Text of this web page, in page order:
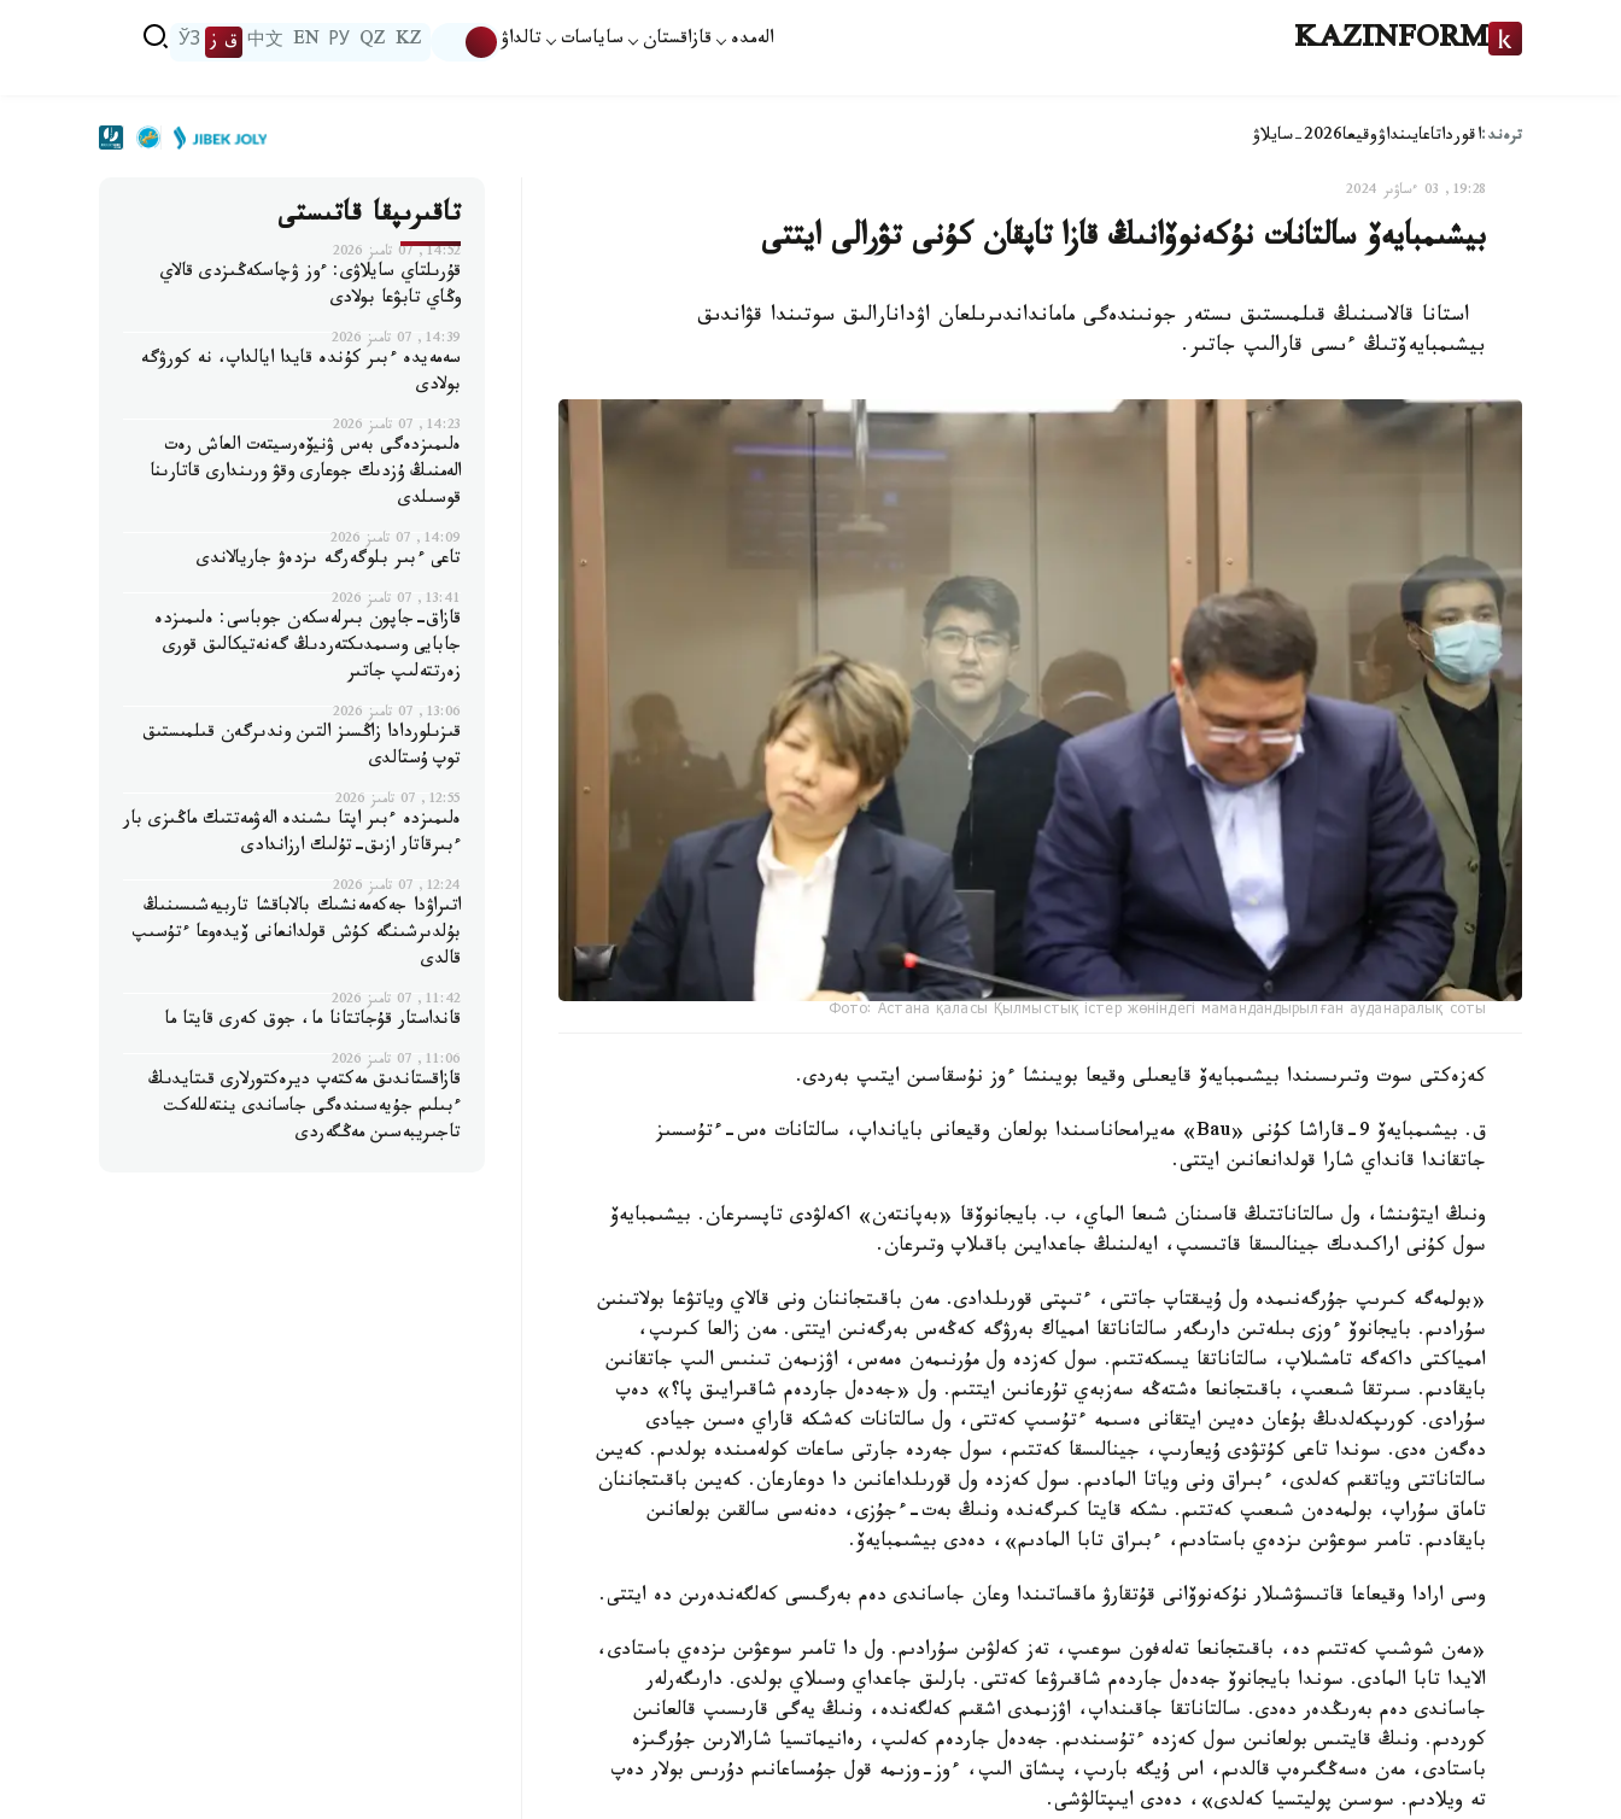
KAZINFORM الەمدە قازاقستان ساياسات تالداۋ KZ
QZ
РУ
EN
中文 ق ز ЎЗ
ترەند:اقورداتاعايىنداۋوقيعا2026-سايلاۋ
19:28, 03 ءساۋىر 2024
بيشىمبايەۆ سالتانات نۇكەنوۆانىڭ قازا تاپقان كۇنى تۋرالى ايتتى
استانا قالاسىنىڭ قىلمىستىق ىستەر جونىندەگى مامانداندىرىلعان اۋدانارالىق سوتىندا قۋاندىق
بيشىمبايەۆتىڭ ءىسى قارالىپ جاتىر.
Фото: Астана қаласы Қылмыстық істер жөніндегі мамандандырылған ауданаралық соты
كەزەكتى سوت وتىرىسىندا بيشىمبايەۆ قايعىلى وقيعا بويىنشا ءوز نۇسقاسىن ايتىپ بەردى.
ق. بيشىمبايەۆ 9-قاراشا كۇنى «Bau» مەيرامحاناسىندا بولعان وقيعانى بايانداپ، سالتانات ەس-ءتۇسسىز
جاتقاندا قانداي شارا قولدانعانىن ايتتى.
ونىڭ ايتۋىنشا، ول سالتاناتتىڭ قاسىنان شىعا الماي، ب. بايجانوۆقا «بەپانتەن» اكەلۋدى تاپسىرعان. بيشىمبايەۆ
سول كۇنى اراكىدىك جينالىسقا قاتىسىپ، ايەلىنىڭ جاعدايىن باقىلاپ وتىرعان.
«بولمەگە كىرىپ جۇرگەنىمدە ول ۇيىقتاپ جاتتى، ءتىپتى قورىلدادى. مەن باقىتجاننان ونى قالاي وياتۋعا بولاتىنىن
سۇرادىم. بايجانوۆ ءوزى بىلەتىن دارىگەر سالتاناتقا اممياك بەرۋگە كەڭەس بەرگەنىن ايتتى. مەن زالعا كىرىپ،
اممياكتى داكەگە تامشىلاپ، سالتاناتقا يىسكەتتىم. سول كەزدە ول مۇرنىمەن ەمەس، اۋزىمەن تىنىس الىپ جاتقانىن
بايقادىم. سىرتقا شىعىپ، باقىتجانعا ەشتەڭە سەزبەي تۇرعانىن ايتتىم. ول «جەدەل جاردەم شاقىرايىق پا؟» دەپ
سۇرادى. كورىپكەلدىڭ بۇعان دەيىن ايتقانى ەسىمە ءتۇسىپ كەتتى، ول سالتانات كەشكە قاراي ەسىن جيادى
دەگەن ەدى. سوندا تاعى كۇتۋدى ۇيعارىپ، جينالىسقا كەتتىم، سول جەردە جارتى ساعات كولەمىندە بولدىم. كەيىن
سالتاناتتى وياتقىم كەلدى، ءبىراق ونى وياتا المادىم. سول كەزدە ول قورىلداعانىن دا دوعارعان. كەيىن باقىتجاننان
تاماق سۇراپ، بولمەدەن شىعىپ كەتتىم. ىشكە قايتا كىرگەندە ونىڭ بەت-ءجۇزى، دەنەسى سالقىن بولعانىن
بايقادىم. تامىر سوعۋىن ىزدەي باستادىم، ءبىراق تابا المادىم»، دەدى بيشىمبايەۆ.
وسى ارادا وقيعاعا قاتىسۋشىلار نۇكەنوۆانى قۇتقارۋ ماقساتىندا وعان جاساندى دەم بەرگىسى كەلگەندەرىن دە ايتتى.
«مەن شوشىپ كەتتىم دە، باقىتجانعا تەلەفون سوعىپ، تەز كەلۋىن سۇرادىم. ول دا تامىر سوعۋىن ىزدەي باستادى،
الايدا تابا المادى. سوندا بايجانوۆ جەدەل جاردەم شاقىرۋعا كەتتى. بارلىق جاعداي وسىلاي بولدى. دارىگەرلەر
جاساندى دەم بەرىڭدەر دەدى. سالتاناتقا جاقىنداپ، اۋزىمدى اشقىم كەلگەندە، ونىڭ يەگى قارىسىپ قالعانىن
كوردىم. ونىڭ قايتىس بولعانىن سول كەزدە ءتۇسىندىم. جەدەل جاردەم كەلىپ، رەانيماتسيا شارالارىن جۇرگىزە
باستادى، مەن ەسەڭگىرەپ قالدىم، اس ۇيگە بارىپ، پىشاق الىپ، ءوز-وزىمە قول جۇمساعانىم دۇرىس بولار دەپ
تە ويلادىم. سوسىن پوليتسيا كەلدى»، دەدى ايىپتالۋشى.
تاقىرىپقا قاتىستى
14:52, 07 تامىز 2026
قۇرىلتاي سايلاۋى: ءوز ۋچاسكەڭىزدى قالاي
وڭاي تابۋعا بولادى
14:39, 07 تامىز 2026
سەمەيدە ءبىر كۇندە قايدا ايالداپ، نە كورۋگە
بولادى
14:23, 07 تامىز 2026
ەلىمىزدەگى بەس ۋنيۆەرسيتەت العاش رەت
الەمنىڭ ۇزدىك جوعارى وقۋ ورىندارى قاتارىنا
قوسىلدى
14:09, 07 تامىز 2026
تاعى ءبىر بلوگەرگە ىزدەۋ جاريالاندى
13:41, 07 تامىز 2026
قازاق-جاپون بىرلەسكەن جوباسى: ەلىمىزدە
جابايى وسىمدىكتەردىڭ گەنەتيكالىق قورى
زەرتتەلىپ جاتىر
13:06, 07 تامىز 2026
قىزىلوردادا زاڭسىز التىن وندىرگەن قىلمىستىق
توپ ۇستالدى
12:55, 07 تامىز 2026
ەلىمىزدە ءبىر اپتا ىشىندە الەۋمەتتىك ماڭىزى بار
ءبىرقاتار ازىق-تۇلىك ارزاندادى
12:24, 07 تامىز 2026
اتىراۋدا جەكەمەنشىك بالاباقشا تاربيەشىسىنىڭ
بۇلدىرشىنگە كۇش قولدانعانى ۆيدەوعا ءتۇسىپ
قالدى
11:42, 07 تامىز 2026
قانداستار قۇجاتتانا ما، جوق كەرى قايتا ما
11:06, 07 تامىز 2026
قازاقستاندىق مەكتەپ ديرەكتورلارى قىتايدىڭ
ءبىلىم جۇيەسىندەگى جاساندى ينتەللەكت
تاجىريبەسىن مەڭگەردى